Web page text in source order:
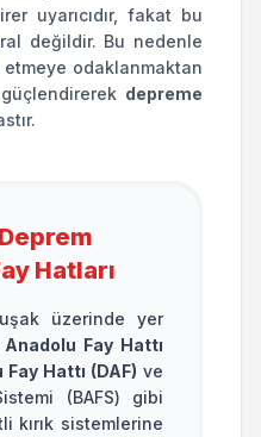
uyarıcıdır, fakat bu
değildir. Bu nedenle
odaklanmaktan
depreme
Hatları
üzerinde yer
Anadolu Fay Hattı
Hattı (DAF) ve
(BAFS) gibi
kırık sistemlerine